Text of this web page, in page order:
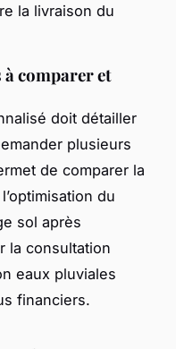
la livraison du
à comparer et
doit détailler
plusieurs
de comparer la
du
sol après
la consultation
eaux pluviales
financiers.